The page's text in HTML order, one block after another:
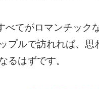
べてがロマンチック
プルで訪れれば、思
るはずです。